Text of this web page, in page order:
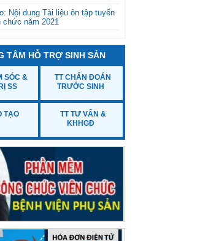
Nội dung Tài liệu ôn tập tuyển
chức năm 2021
dự xét tuyển viên chức vòng 2
Bệnh viện Phụ sản tỉnh Thanh
TÂM HỖ TRỢ SINH SẢN
SÓC &
SS
TT CHẨN ĐOÁN
TRƯỚC SINH
TẠO
TT TƯ VẤN &
KHHGĐ